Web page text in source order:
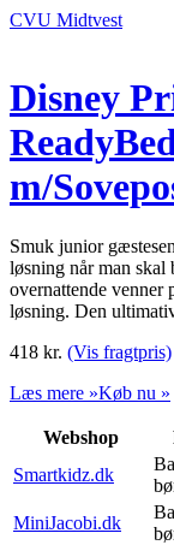
CVU Midtvest
Disney
m/
Smuk junior
løsning når man skal
overnattende venner
løsning. Den
418 kr. (Vis fragtpris)
Læs mere »Køb nu »
Webshop
Smartkidz.dk
MiniJacobi.dk